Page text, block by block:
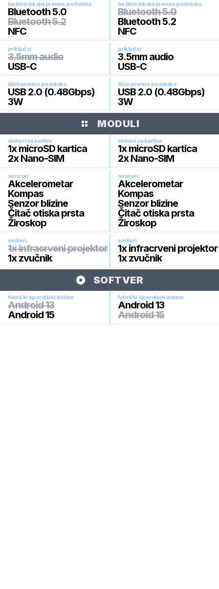
bežični lokalni prenos podataka
Bluetooth 5.0
Bluetooth 5.2
NFC
bežični lokalni prenos podataka
Bluetooth 5.0
Bluetooth 5.2
NFC
priključci
3.5mm audio
USB-C
priključci
3.5mm audio
USB-C
žični prenos podataka
USB 2.0 (0.48Gbps)
3W
žični prenos podataka
USB 2.0 (0.48Gbps)
3W
MODULI
slotovi za kartice
1x microSD kartica
2x Nano-SIM
slotovi za kartice
1x microSD kartica
2x Nano-SIM
senzori
Akcelerometar
Kompas
Senzor blizine
Čitač otiska prsta
Žiroskop
senzori
Akcelerometar
Kompas
Senzor blizine
Čitač otiska prsta
Žiroskop
emiteri
1x infracrveni projektor
1x zvučnik
emiteri
1x infracrveni projektor
1x zvučnik
SOFTVER
fabrički operativni sistem
Android 13
Android 15
fabrički operativni sistem
Android 13
Android 15